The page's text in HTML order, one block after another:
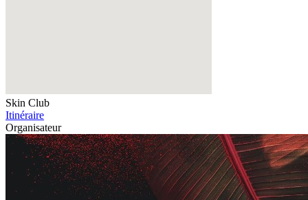
Skin Club
Itinéraire
Organisateur